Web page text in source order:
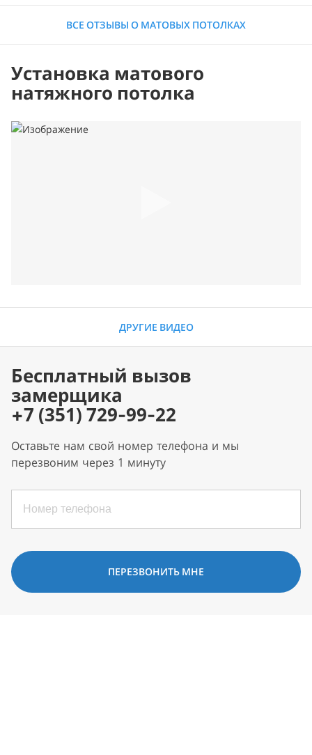
ВСЕ ОТЗЫВЫ О МАТОВЫХ ПОТОЛКАХ
Установка матового
натяжного потолка
ДРУГИЕ ВИДЕО
Бесплатный вызов
замерщика
+7 (351) 729-99-22
Оставьте нам свой номер телефона и мы
перезвоним через 1 минуту
ПЕРЕЗВОНИТЬ МНЕ